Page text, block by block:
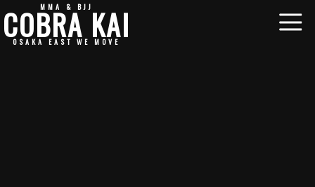
MMA & BJJ
COBRA KAI
OSAKA EAST WE MOVE